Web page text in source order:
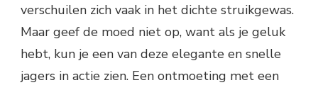
verschuilen zich vaak in het dichte struikgewas.
Maar geef de moed niet op, want als je geluk
hebt, kun je een van deze elegante en snelle
jagers in actie zien. Een ontmoeting met een